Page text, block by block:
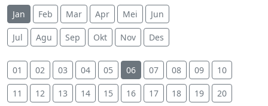
Jan Feb Mar Apr Mei Jun
Jul Agu Sep Okt Nov Des
01 02 03 04 05 06 07 08 09 10
11 12 13 14 15 16 17 18 19 20